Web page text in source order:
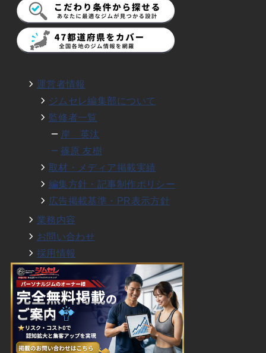
運営者情報
ジムセレ編集部について
監修者一覧
岸 英汰
篠原 友樹
取材・メディア掲載実績
編集方針・記事制作ポリシー
広告掲載基準・PR表示方針
業務内容
お問い合わせ
採用情報